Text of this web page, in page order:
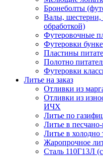
Бронеболты
Валы, шестерни,
обработкой)
Футеровочные
Футеровки
Пластины
Полотно
Футеровки
Литье на заказ
Отливки из
Отливки из
ИЧХ
Литье по
Литье в
Литье в
Жаропрочное
Сталь 110Г13Л